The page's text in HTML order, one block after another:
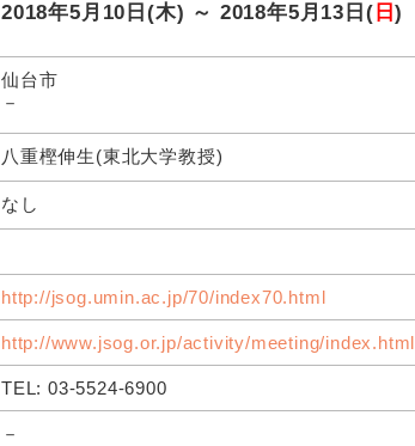
2018年5月10日(木) ～ 2018年5月13日( 日)
仙台市
－
八重樫伸生(東北大学教授)
なし
http://jsog.umin.ac.jp/70/index70.html
http://www.jsog.or.jp/activity/meeting/index.html
TEL: 03-5524-6900
－